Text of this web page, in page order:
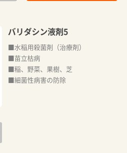
バリダシン液剤5
■水稲用殺菌剤（治療剤）
■苗立枯病
■稲、野菜、果樹、芝
■細菌性病害の防除